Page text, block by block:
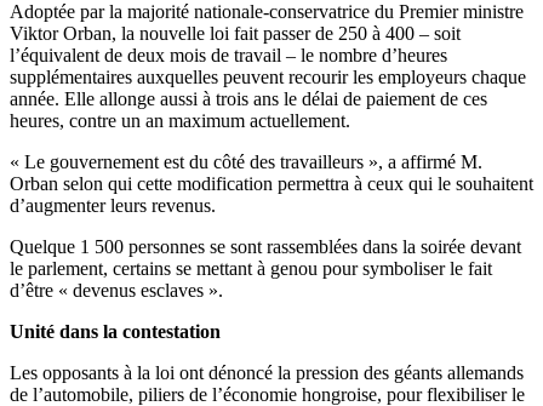
Adoptée par la majorité nationale-conservatrice du Premier ministre
Viktor Orban, la nouvelle loi fait passer de 250 à 400 – soit
l’équivalent de deux mois de travail – le nombre d’heures
supplémentaires auxquelles peuvent recourir les employeurs chaque
année. Elle allonge aussi à trois ans le délai de paiement de ces
heures, contre un an maximum actuellement.
« Le gouvernement est du côté des travailleurs », a affirmé M.
Orban selon qui cette modification permettra à ceux qui le souhaitent
d’augmenter leurs revenus.
Quelque 1 500 personnes se sont rassemblées dans la soirée devant
le parlement, certains se mettant à genou pour symboliser le fait
d’être « devenus esclaves ».
Unité dans la contestation
Les opposants à la loi ont dénoncé la pression des géants allemands
de l’automobile, piliers de l’économie hongroise, pour flexibiliser le